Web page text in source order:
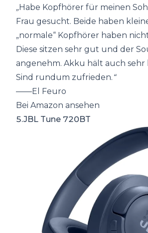
„Habe Kopfhörer für meinen
Frau gesucht. Beide haben
„normale“ Kopfhörer haben
Diese sitzen sehr gut und der
angenehm. Akku hält auch sehr
Sind rundum zufrieden. “
——El Feuro
Bei Amazon ansehen
5.JBL Tune 720BT